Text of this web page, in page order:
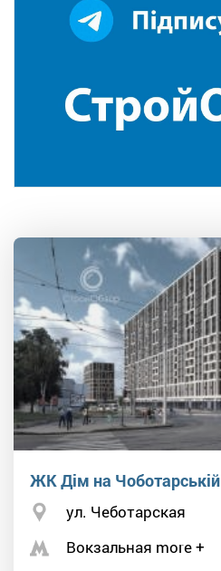
ЖК Дім на Чоботарській
ул. Чеботарская
Вокзальная more +